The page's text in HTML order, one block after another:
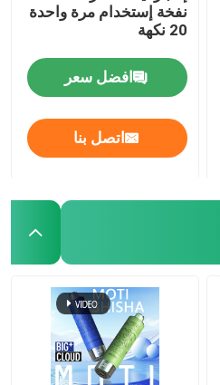
نفخة إستخدام مرة واحدة
20 نكهة
افضل سعر
اتصل بنا